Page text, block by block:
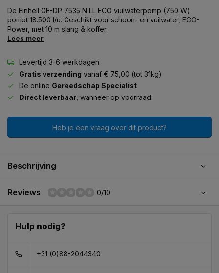
De Einhell GE-DP 7535 N LL ECO vuilwaterpomp (750 W)
pompt 18.500 l/u. Geschikt voor schoon- en vuilwater, ECO-
Power, met 10 m slang & koffer.
Lees meer
Levertijd 3-6 werkdagen
Gratis verzending vanaf € 75,00 (tot 31kg)
De online Gereedschap Specialist
Direct leverbaar , wanneer op voorraad
Heb je een vraag over dit product?
Beschrijving
Reviews 0/10
Hulp nodig?
+31 (0)88-2044340